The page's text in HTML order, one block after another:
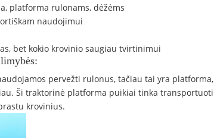
naudojimui
bet kokio krovinio saugiau tvirtinimui
pervežti rulonus, tačiau tai yra platforma,
Ši traktorinė platforma puikiai tinka transportuoti
krovinius.